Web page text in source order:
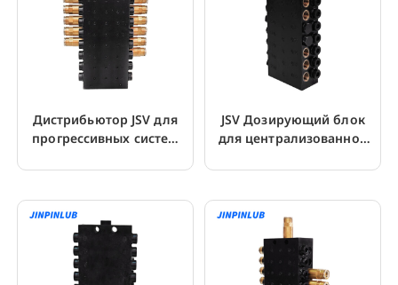
Дистрибьютор JSV для
прогрессивных систем
JSV Дозирующий блок
для централизованной